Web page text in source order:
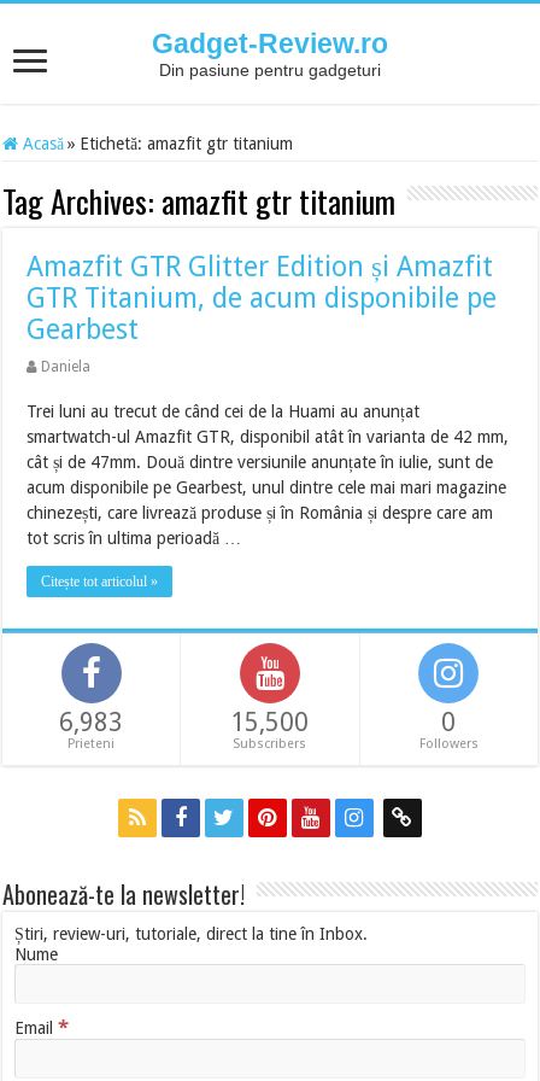
Gadget-Review.ro
Din pasiune pentru gadgeturi
Acasă » Etichetă:amazfit gtr titanium
Tag Archives: amazfit gtr titanium
Amazfit GTR Glitter Edition și Amazfit
GTR Titanium, de acum disponibile pe
Gearbest
Daniela
Trei luni au trecut de când cei de la Huami au anunțat
smartwatch-ul Amazfit GTR, disponibil atât în varianta de 42 mm,
cât și de 47mm. Două dintre versiunile anunțate în iulie, sunt de
acum disponibile pe Gearbest, unul dintre cele mai mari magazine
chinezești, care livrează produse și în România și despre care am
tot scris în ultima perioadă …
Citește tot articolul »
6,983
Prieteni
15,500
Subscribers
0
Followers
Abonează-te la newsletter!
Știri, review-uri, tutoriale, direct la tine în Inbox.
Nume
Email*